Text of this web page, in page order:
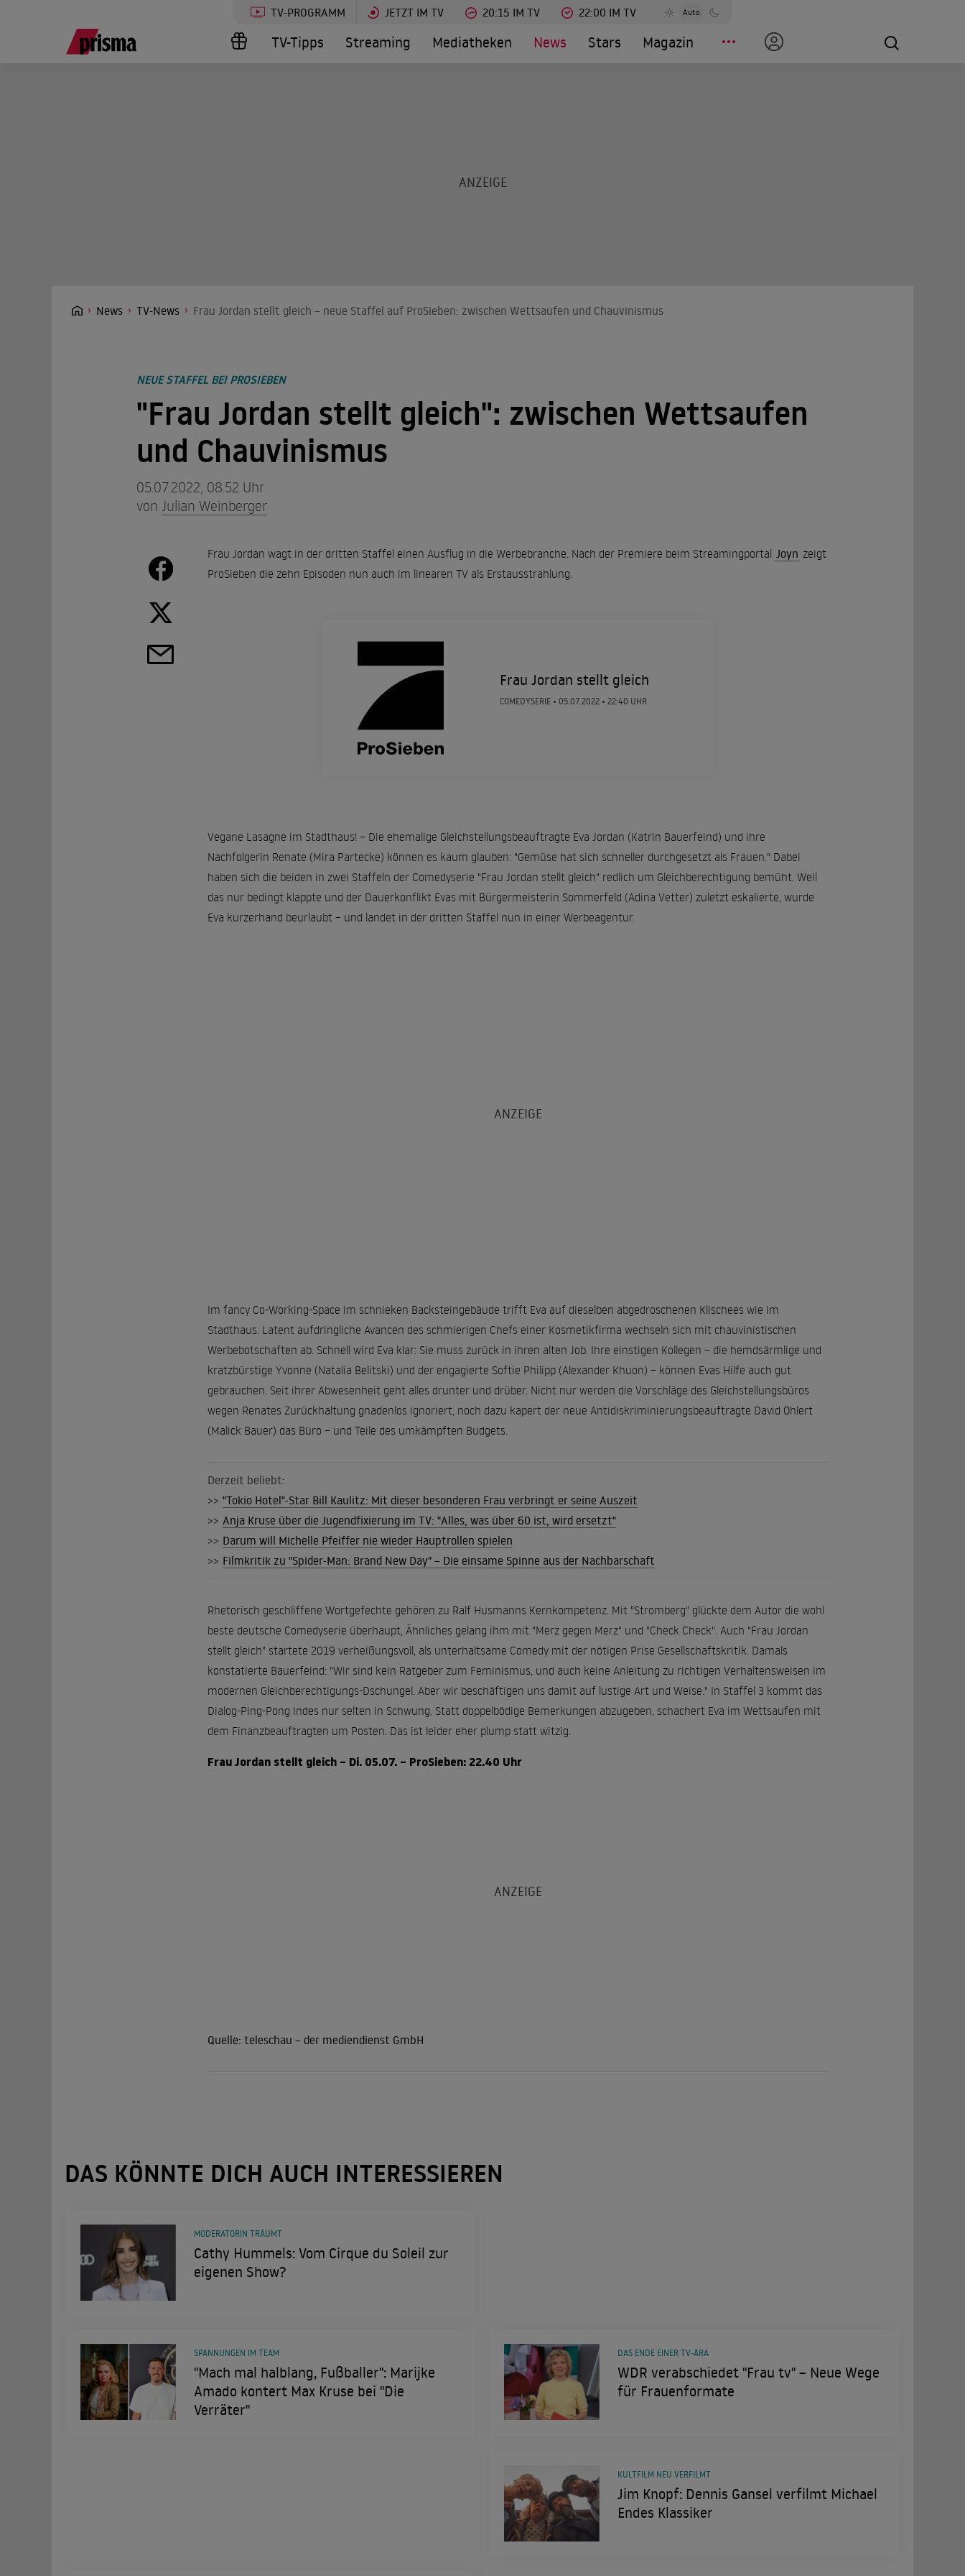
TV-PROGRAMM JETZT IM TV 20:15 IM TV 22:00 IM TV Auto
TV-Tipps Streaming Mediatheken News Stars Magazin
News TV-News Frau Jordan stellt gleich – neue Staffel auf ProSieben: zwischen Wettsaufen und Chauvinismus
NEUE STAFFEL BEI PROSIEBEN
"Frau Jordan stellt gleich": zwischen Wettsaufen
und Chauvinismus
05.07.2022, 08.52 Uhr
von Julian Weinberger
Frau Jordan wagt in der dritten Staffel einen Ausflug in die Werbebranche. Nach der Premiere beim Streamingportal Joyn zeigt
ProSieben die zehn Episoden nun auch im linearen TV als Erstausstrahlung.
Frau Jordan stellt gleich
COMEDYSERIE • 05.07.2022• 22:40 UHR
Vegane Lasagne im Stadthaus! – Die ehemalige Gleichstellungsbeauftragte Eva Jordan (Katrin Bauerfeind) und ihre
Nachfolgerin Renate (Mira Partecke) können es kaum glauben: "Gemüse hat sich schneller durchgesetzt als Frauen." Dabei
haben sich die beiden in zwei Staffeln der Comedyserie "Frau Jordan stellt gleich" redlich um Gleichberechtigung bemüht. Weil
das nur bedingt klappte und der Dauerkonflikt Evas mit Bürgermeisterin Sommerfeld (Adina Vetter) zuletzt eskalierte, wurde
Eva kurzerhand beurlaubt – und landet in der dritten Staffel nun in einer Werbeagentur.
Im fancy Co-Working-Space im schnieken Backsteingebäude trifft Eva auf dieselben abgedroschenen Klischees wie im
Stadthaus. Latent aufdringliche Avancen des schmierigen Chefs einer Kosmetikfirma wechseln sich mit chauvinistischen
Werbebotschaften ab. Schnell wird Eva klar: Sie muss zurück in ihren alten Job. Ihre einstigen Kollegen – die hemdsärmlige und
kratzbürstige Yvonne (Natalia Belitski) und der engagierte Softie Philipp (Alexander Khuon) – können Evas Hilfe auch gut
gebrauchen. Seit ihrer Abwesenheit geht alles drunter und drüber. Nicht nur werden die Vorschläge des Gleichstellungsbüros
wegen Renates Zurückhaltung gnadenlos ignoriert, noch dazu kapert der neue Antidiskriminierungsbeauftragte David Ohlert
(Malick Bauer) das Büro – und Teile des umkämpften Budgets.
Derzeit beliebt:
>> "Tokio Hotel"-Star Bill Kaulitz: Mit dieser besonderen Frau verbringt er seine Auszeit
>> Anja Kruse über die Jugendfixierung im TV: "Alles, was über 60 ist, wird ersetzt"
>> Darum will Michelle Pfeiffer nie wieder Hauptrollen spielen
>> Filmkritik zu "Spider-Man: Brand New Day" – Die einsame Spinne aus der Nachbarschaft
Rhetorisch geschliffene Wortgefechte gehören zu Ralf Husmanns Kernkompetenz. Mit "Stromberg" glückte dem Autor die wohl
beste deutsche Comedyserie überhaupt, Ähnliches gelang ihm mit "Merz gegen Merz" und "Check Check". Auch "Frau Jordan
stellt gleich" startete 2019 verheißungsvoll, als unterhaltsame Comedy mit der nötigen Prise Gesellschaftskritik. Damals
konstatierte Bauerfeind: "Wir sind kein Ratgeber zum Feminismus, und auch keine Anleitung zu richtigen Verhaltensweisen im
modernen Gleichberechtigungs-Dschungel. Aber wir beschäftigen uns damit auf lustige Art und Weise." In Staffel 3 kommt das
Dialog-Ping-Pong indes nur selten in Schwung. Statt doppelbödige Bemerkungen abzugeben, schachert Eva im Wettsaufen mit
dem Finanzbeauftragten um Posten. Das ist leider eher plump statt witzig.
Frau Jordan stellt gleich – Di. 05.07. – ProSieben: 22.40 Uhr
Quelle: teleschau – der mediendienst GmbH
DAS KÖNNTE DICH AUCH INTERESSIEREN
Cathy Hummels: Vom Cirque du Soleil zur
eigenen Show?
MODERATORIN TRÄUMT
"Mach mal halblang, Fußballer": Marijke
Amado kontert Max Kruse bei "Die
Verräter"
SPANNUNGEN IM TEAM
WDR verabschiedet "Frau tv" – Neue Wege
für Frauenformate
DAS ENDE EINER TV-ÄRA
Jim Knopf: Dennis Gansel verfilmt Michael
Endes Klassiker
KULTFILM NEU VERFILMT